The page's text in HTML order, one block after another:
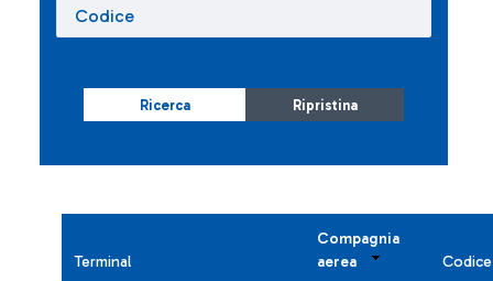
Ricerca Ripristina
Terminal
Compagnia
aerea
Codice